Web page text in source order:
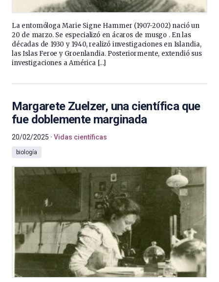
La entomóloga Marie Signe Hammer (1907-2002) nació un
20 de marzo. Se especializó en ácaros de musgo . En las
décadas de 1930 y 1940, realizó investigaciones en Islandia,
las Islas Feroe y Groenlandia. Posteriormente, extendió sus
investigaciones a América […]
Margarete Zuelzer, una científica que
fue doblemente marginada
20/02/2025 Vidas científicas
biología